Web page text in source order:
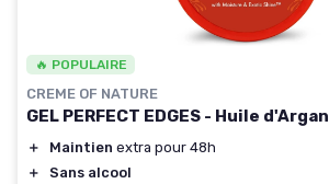
🔥 POPULAIRE
CREME OF NATURE
GEL PERFECT EDGES - Huile d'Argan
＋ Maintien extra pour 48h
＋
Sans alcool